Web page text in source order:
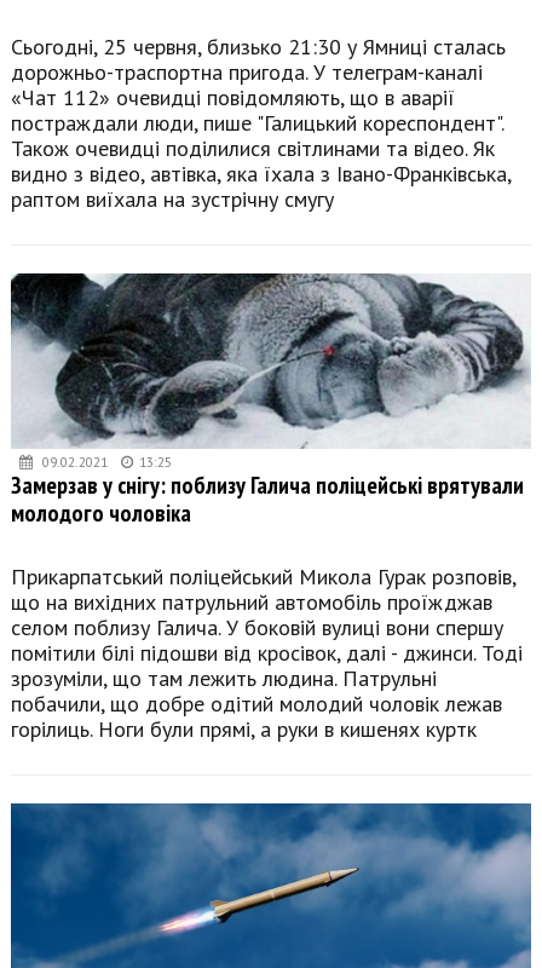
Сьогодні, 25 червня, близько 21:30 у Ямниці сталась
дорожньо-траспортна пригода. У телеграм-каналі
«Чат 112» очевидці повідомляють, що в аварії
постраждали люди, пише "Галицький кореспондент".
Також очевидці поділилися світлинами та відео. Як
видно з відео, автівка, яка їхала з Івано-Франківська,
раптом виїхала на зустрічну смугу
09.02.2021 13:25
Замерзав у снігу: поблизу Галича поліцейські врятували
молодого чоловіка
Прикарпатський поліцейський Микола Гурак розповів,
що на вихідних патрульний автомобіль проїжджав
селом поблизу Галича. У боковій вулиці вони спершу
помітили білі підошви від кросівок, далі - джинси. Тоді
зрозуміли, що там лежить людина. Патрульні
побачили, що добре одітий молодий чоловік лежав
горілиць. Ноги були прямі, а руки в кишенях куртк